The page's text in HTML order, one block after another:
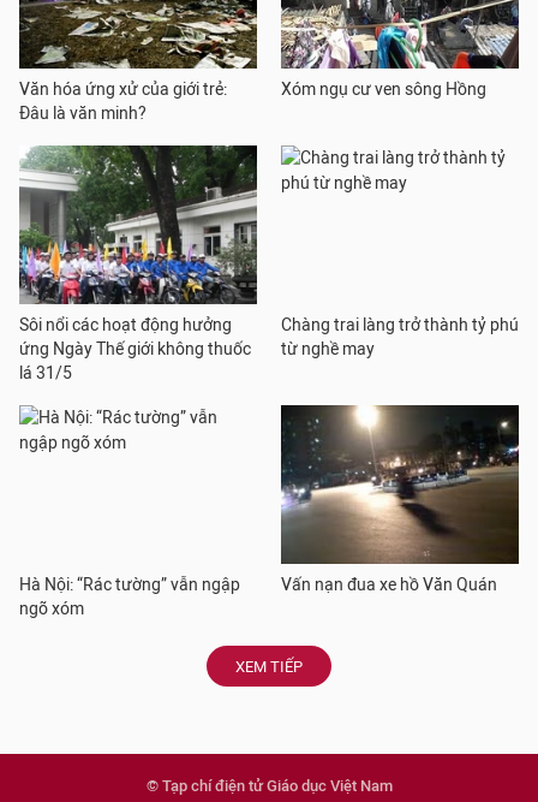
Văn hóa ứng xử của giới trẻ:
Đâu là văn minh?
Xóm ngụ cư ven sông Hồng
Sôi nổi các hoạt động hưởng
ứng Ngày Thế giới không thuốc
lá 31/5
Chàng trai làng trở thành tỷ phú
từ nghề may
Hà Nội: “Rác tường” vẫn ngập
ngõ xóm
Vấn nạn đua xe hồ Văn Quán
XEM TIẾP
© Tạp chí điện tử Giáo dục Việt Nam